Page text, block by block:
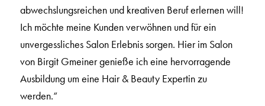
abwechslungsreichen und kreativen Beruf erlernen will!
Ich möchte meine Kunden verwöhnen und für ein
unvergessliches Salon Erlebnis sorgen. Hier im Salon
von Birgit Gmeiner genieße ich eine hervorragende
Ausbildung um eine Hair & Beauty Expertin zu
werden.“